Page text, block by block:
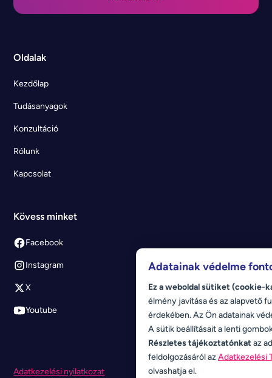
Oldalak
Kezdőlap
Tudásanyagok
Konzultáció
Rólunk
Kapcsolat
Kövess minket
Facebook
Instagram
X
Youtube
Adatkezelési nyilatkozat
Adatainak védelme
Ez a weboldal sütiket (cookie-
élmény javítása és az alapvető
érdekében. Az Ön adatainak
A sütik beállításait a lenti
Részletes tájékoztatónkat az
feldolgozásáról azAdatkezelési
olvashatja el.